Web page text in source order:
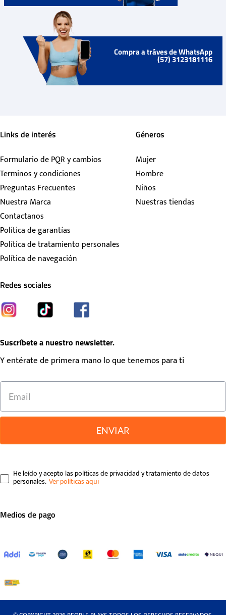
Compra a tráves de WhatsApp
(57) 3123181116
Links de interés
Formulario de PQR y cambios
Terminos y condiciones
Preguntas Frecuentes
Nuestra Marca
Contactanos
Política de garantías
Política de tratamiento personales
Política de navegación
Géneros
Mujer
Hombre
Niños
Nuestras tiendas
Redes sociales
Suscríbete a nuestro newsletter.
Y entérate de primera mano lo que tenemos para ti
ENVIAR
He leído y acepto las políticas de privacidad y tratamiento de datos
personales.
Medios de pago